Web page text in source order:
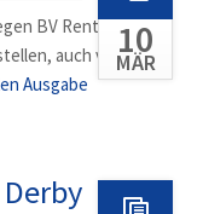
10
MÄR
BV Rentfort II
auch vorab
Ausgabe